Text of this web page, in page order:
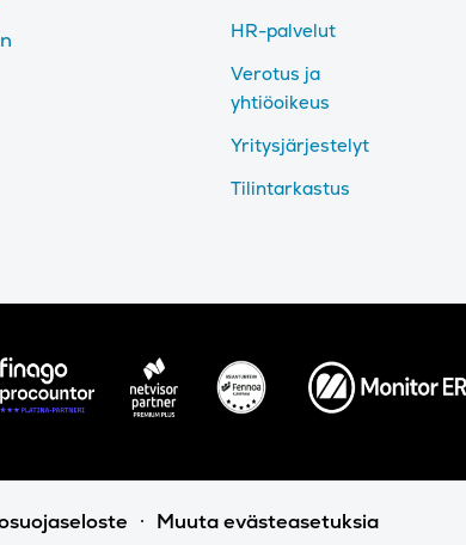
HR-palvelut
Verotus ja
yhtiöoikeus
Yritysjärjestelyt
Tilintarkastus
Muuta evästeasetuksia